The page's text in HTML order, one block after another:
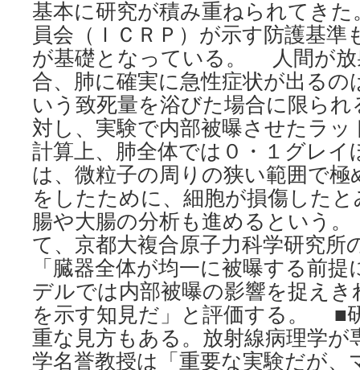
基本に研究が積み重ねられてきた
員会（ＩＣＲＰ）が示す防護基準
が基礎となっている。 人間が放
合、肺に確実に急性症状が出るの
いう致死量を浴びた場合に限ら
対し、実験で内部被曝させたラ
計算上、肺全体では０・１グレイ
は、微粒子の周りの狭い範囲で
をしたために、細胞が損傷した
腸や大腸の分析も進めるという
て、京都大複合原子力科学研究所
「臓器全体が均一に被曝する前
デルでは内部被曝の影響を捉え
を示す知見だ」と評価する。
重な見方もある。放射線病理学が
学名誉教授は「重要な実験だが、